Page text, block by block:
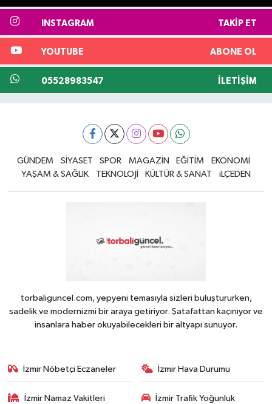
INSTAGRAM TAKIP ET
YOUTUBE ABONE OL
05528983547 İLETIŞIM
GÜNDEM SİYASET SPOR MAGAZİN EĞİTİM
EKONOMİ
YAŞAM & SAĞLIK
TEKNOLOJİ KÜLTÜR & SANAT iLÇEDEN
torbaliguncel.com, yepyeni temasıyla sizleri buluştururken,
sadelik ve modernizmi bir araya getiriyor. Şatafattan kaçınıyor ve
insanlara haber okuyabilecekleri bir altyapı sunuyor.
İzmir Nöbetçi Eczaneler İzmir Hava Durumu
İzmir Namaz Vakitleri
İzmir Trafik Yoğunluk